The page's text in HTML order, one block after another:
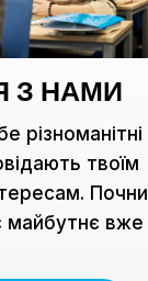
З НАМИ
різноманітні
твоїм
Почни
майбутнє вже